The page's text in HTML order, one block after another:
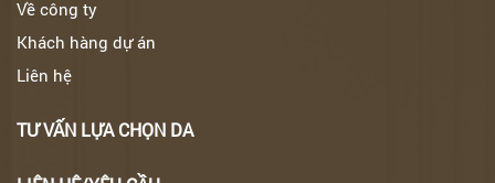
Về công ty
Khách hàng dự án
Liên hệ
TƯ VẤN LỰA CHỌN DA